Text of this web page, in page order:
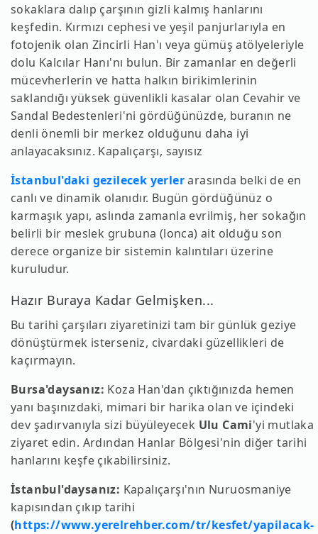
sokaklara dalıp çarşının gizli kalmış hanlarını
keşfedin. Kırmızı cephesi ve yeşil panjurlarıyla en
fotojenik olan Zincirli Han'ı veya gümüş atölyeleriyle
dolu Kalcılar Hanı'nı bulun. Bir zamanlar en değerli
mücevherlerin ve hatta halkın birikimlerinin
saklandığı yüksek güvenlikli kasalar olan Cevahir ve
Sandal Bedestenleri'ni gördüğünüzde, buranın ne
denli önemli bir merkez olduğunu daha iyi
anlayacaksınız. Kapalıçarşı, sayısız
İstanbul'daki gezilecek yerlerarasında belki de en
canlı ve dinamik olanıdır. Bugün gördüğünüz o
karmaşık yapı, aslında zamanla evrilmiş, her sokağın
belirli bir meslek grubuna (lonca) ait olduğu son
derece organize bir sistemin kalıntıları üzerine
kuruludur.
Hazır Buraya Kadar Gelmişken...
Bu tarihi çarşıları ziyaretinizi tam bir günlük geziye
dönüştürmek isterseniz, civardaki güzellikleri de
kaçırmayın.
Bursa'daysanız: Koza Han'dan çıktığınızda hemen
yanı başınızdaki, mimari bir harika olan ve içindeki
dev şadırvanıyla sizi büyüleyecek Ulu Cami'yi mutlaka
ziyaret edin. Ardından Hanlar Bölgesi'nin diğer tarihi
hanlarını keşfe çıkabilirsiniz.
İstanbul'daysanız: Kapalıçarşı'nın Nuruosmaniye
kapısından çıkıp tarihi
(https://www.yerelrehber.com/tr/kesfet/yapilacak-